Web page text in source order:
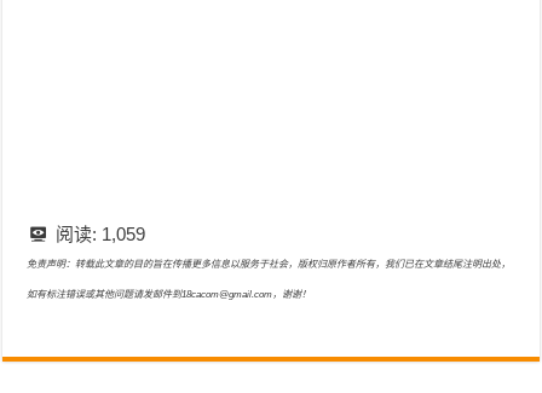
阅读: 1,059
免责声明：转载此文章的目的旨在传播更多信息以服务于社会，版权归原作者所有，我们已在文章结尾注明出处，
如有标注错误或其他问题请发邮件到18cacom@gmail.com，谢谢！